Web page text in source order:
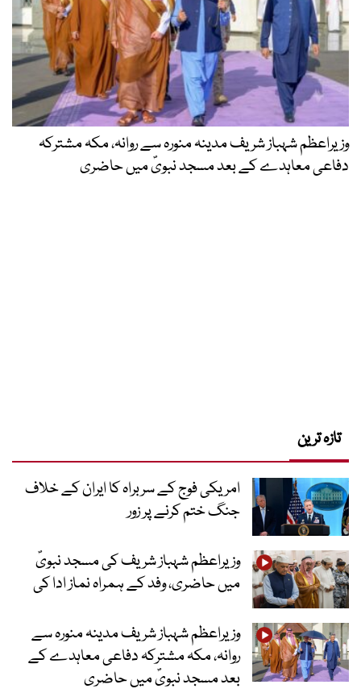
وزیراعظم شہباز شریف مدینہ منورہ سے روانہ، مکہ مشترکہ
دفاعی معاہدے کے بعد مسجد نبویؐ میں حاضری
تازہ ترین
امریکی فوج کے سربراہ کا ایران کے خلاف
جنگ ختم کرنے پر زور
وزیراعظم شہباز شریف کی مسجد نبویؐ
میں حاضری، وفد کے ہمراہ نماز ادا کی
وزیراعظم شہباز شریف مدینہ منورہ سے
روانہ، مکہ مشترکہ دفاعی معاہدے کے
بعد مسجد نبویؐ میں حاضری